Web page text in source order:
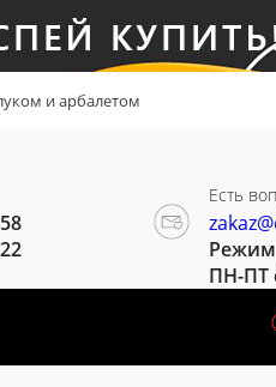
и арбалетом
Есть
ПН-ПТ